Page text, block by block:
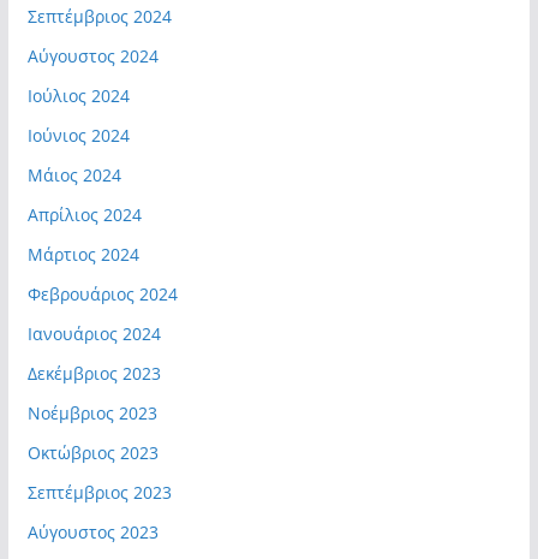
Σεπτέμβριος 2024
Αύγουστος 2024
Ιούλιος 2024
Ιούνιος 2024
Μάιος 2024
Απρίλιος 2024
Μάρτιος 2024
Φεβρουάριος 2024
Ιανουάριος 2024
Δεκέμβριος 2023
Νοέμβριος 2023
Οκτώβριος 2023
Σεπτέμβριος 2023
Αύγουστος 2023